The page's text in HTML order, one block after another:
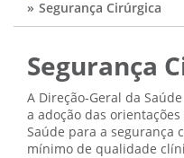
Segurança Cirúrgica
Segurança
A Direção-Geral da
a adoção das
Saúde para a segurança
mínimo de qualidade